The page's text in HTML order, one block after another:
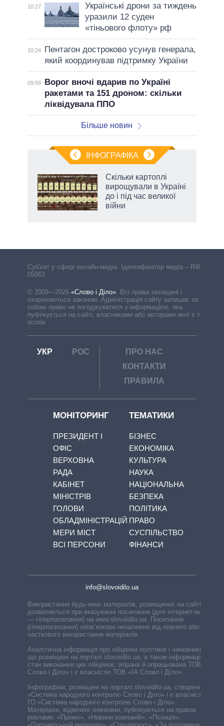
10:27
Українські дрони за тиждень
уразили 12 суден
«тіньового флоту» рф
10:24
Пентагон достроково усунув генерала,
який координував підтримку України
09:59
Ворог вночі вдарив по Україні
ракетами та 151 дроном: скільки
ліквідувала ППО
Більше новин
ІНФОГРАФІКА
Скільки картоплі
вирощували в Україні
до і під час великої
війни
Cуб'єкт у сфері онлайн-медіа. Ідентифікатор медіа – R40-
05063
© 2009—2026 «Слово і Діло» Всі права захищені і
охороняються законом. Адміністрація сайту залишає за
собою право не погоджуватися з інформацією, яка
публікується на сайті, власниками або авторами якої є треті
особи.
УКР РОС
ПРО НАС
КОНТАКТИ
ПРАВИЛА
МОНІТОРИНГ
ПРЕЗИДЕНТ І
ОФІС
ВЕРХОВНА
РАДА
КАБІНЕТ
МІНІСТРІВ
ГОЛОВИ
ОБЛАДМІНІСТРАЦІЙ
МЕРИ МІСТ
ВСІ ПЕРСОНИ
ТЕМАТИКИ
БІЗНЕС
ЕКОНОМІКА
КУЛЬТУРА
НАУКА
НАЦІОНАЛЬНА
БЕЗПЕКА
ПОЛІТИКА
ПРАВО
СУСПІЛЬСТВО
ФІНАНСИ
info@slovoidilo.ua
Використання будь-яких матеріалів, розміщених на сайті,
дозволяється при вказуванні посилання (для інтернет-видань
— гіперпосилання) на www.slovoidilo.ua. Посилання
(гіперпосилання) обов’язкове незалежно від повного або
часткового використання матеріалів.
Аналітична інформація про обіцянки політиків і чиновників,
що розміщені на порталі slovoidilo.ua, а також інформація про
стан виконання цих обіцянок, зібрана й опрацьована ТОВ «ІА
Слово і Діло» і є власністю ТОВ «ІА Слово і Діло».
Інфографіки, розміщені на порталі slovoidilo.ua, створені ГО
«Система народного контролю Слово і Діло» і є власністю
ГО «Система народного контролю Слово і Діло».
Матеріали, відмічені значками, публікуються на правах
реклами: «Промо», «Новини компаній», «Позиція»,